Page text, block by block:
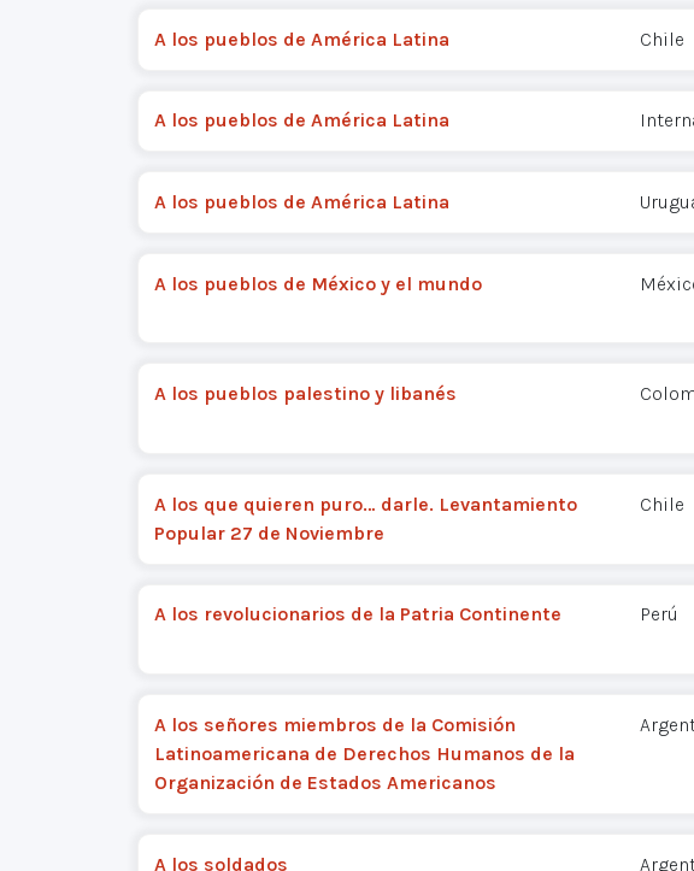
A los pueblos de América Latina Chile
A los pueblos de América Latina
A los pueblos de América Latina
A los pueblos de México y el mundo
A los pueblos palestino y libanés
A los que quieren puro… darle. Levantamiento
Popular 27 de Noviembre
Chile
A los revolucionarios de la Patria Continente Perú
A los señores miembros de la Comisión
Latinoamericana de Derechos Humanos de la
Organización de Estados Americanos
A los soldados